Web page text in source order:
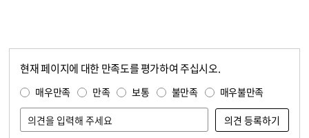
현재 페이지에 대한 만족도를 평가하여 주십시오.
매우만족 만족 보통 불만족 매우불만족